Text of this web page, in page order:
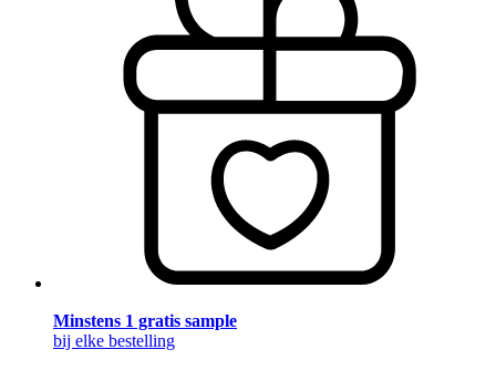
Minstens 1 gratis sample
bij elke bestelling